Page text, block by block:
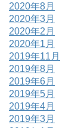
2020年8月
2020年3月
2020年2月
2020年1月
2019年11月
2019年8月
2019年6月
2019年5月
2019年4月
2019年3月